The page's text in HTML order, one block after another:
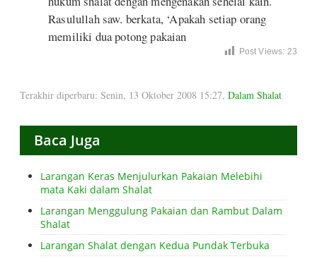
Rasulullah saw. berkata, ‘Apakah setiap orang
memiliki dua potong pakaian
Post Views: 23
Terakhir diperbaru: Senin, 13 Oktober 2008 15:27, Dalam Shalat
Baca Juga
Larangan Keras Menjulurkan Pakaian Melebihi
mata Kaki dalam Shalat
Larangan Menggulung Pakaian dan Rambut Dalam
Shalat
Larangan Shalat dengan Kedua Pundak Terbuka